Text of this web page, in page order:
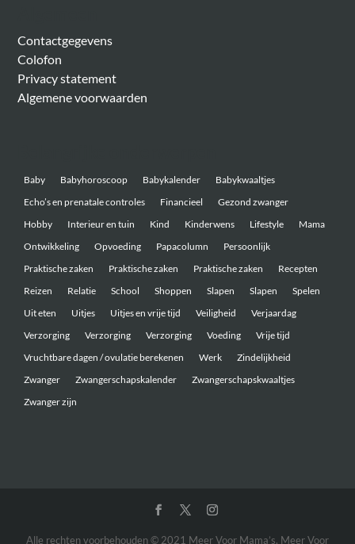
Contactgegevens
Colofon
Privacy statement
Algemene voorwaarden
Baby Babyhoroscoop Babykalender
Babykwaaltjes
Echo’s en prenatale controles
Financieel
Gezond zwanger
Hobby
Interieur en tuin Kind Kinderwens Lifestyle
Mama
Ontwikkeling
Opvoeding Papacolumn
Persoonlijk
Praktische zaken
Praktische zaken Praktische zaken
Recepten
Reizen
Relatie School Shoppen Slapen Slapen
Spelen
Uit eten
Uitjes Uitjes en vrije tijd Veiligheid
Verjaardag
Verzorging
Verzorging Verzorging Voeding
Vrije tijd
Vruchtbare dagen / ovulatie berekenen
Werk
Zindelijkheid
Zwanger
Zwangerschapskalender
Zwangerschapskwaaltjes
Zwanger zijn
Alle rechten voorbehouden © 2021 Meer Voor Mama’s. Meer Voor